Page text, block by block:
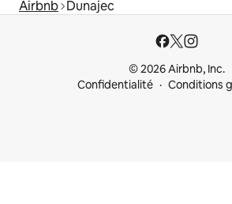
Airbnb Dunajec
© 2026 Airbnb, Inc.
Confidentialité
Conditions